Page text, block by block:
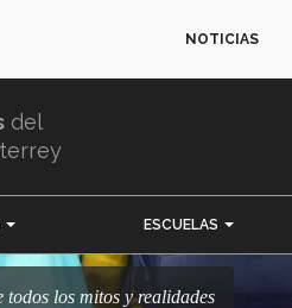
NOTICIAS
del
ESCUELAS
todos los mitos y realidades